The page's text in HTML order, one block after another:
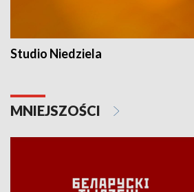
Studio Niedziela
MNIEJSZOŚCI